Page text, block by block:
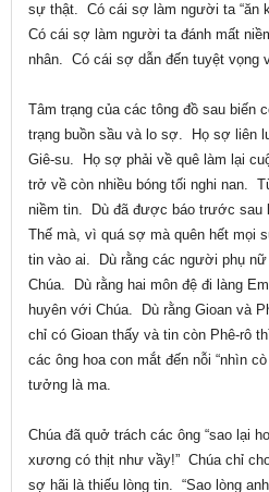
sự thật. Có cái sợ làm người ta “ăn
Có cái sợ làm người ta đánh mất
nhân. Có cái sợ dẫn đến tuyệt vọng
Tâm trạng của các tông đồ sau biến
trạng buồn sầu và lo sợ. Họ sợ liên
Giê-su. Họ sợ phải về quê làm lại
trở về còn nhiều bóng tối nghi nan.
niềm tin. Dù đã được báo trước sau
Thế mà, vì quá sợ mà quên hết mọi
tin vào ai. Dù rằng các người phụ nữ
Chúa. Dù rằng hai môn đệ đi làng
huyên với Chúa. Dù rằng Gioan và
chỉ có Gioan thấy và tin còn Phê-rô
các ông hoa con mắt đến nỗi “nhìn
tưởng là ma.
Chúa đã quở trách các ông “sao lại
xương có thịt như vầy!” Chúa chỉ
sợ hãi là thiếu lòng tin. “Sao lòng